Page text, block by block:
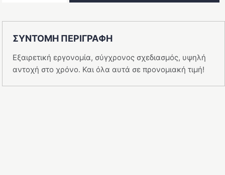
ΣΥΝΤΟΜΗ ΠΕΡΙΓΡΑΦΗ
Εξαιρετική εργονομία, σύγχρονος σχεδιασμός, υψηλή
αντοχή στο χρόνο. Και όλα αυτά σε προνομιακή τιμή!